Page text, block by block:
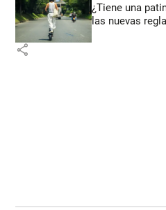
¿Tiene una
las nuevas
share